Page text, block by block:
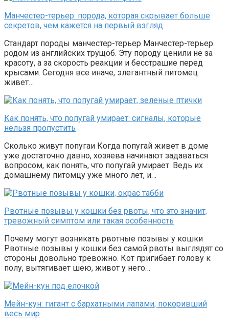
Манчестер-терьер: порода, которая скрывает больше
секретов, чем кажется на первый взгляд
Стандарт породы манчестер-терьер Манчестер-терьер
родом из английских трущоб. Эту породу ценили не за
красоту, а за скорость реакции и бесстрашие перед
крысами. Сегодня все иначе, элегантный питомец
живет…
Как понять, что попугай умирает: сигналы, которые
нельзя пропустить
Сколько живут попугаи Когда попугай живет в доме
уже достаточно давно, хозяева начинают задаваться
вопросом, как понять, что попугай умирает. Ведь их
домашнему питомцу уже много лет, и…
Рвотные позывы у кошки без рвоты, что это значит,
тревожный симптом или такая особенность
Почему могут возникать рвотные позывы у кошки
Рвотные позывы у кошки без самой рвоты выглядят со
стороны довольно тревожно. Кот пригибает голову к
полу, вытягивает шею, живот у него…
Мейн-кун: гигант с бархатными лапами, покоривший
весь мир